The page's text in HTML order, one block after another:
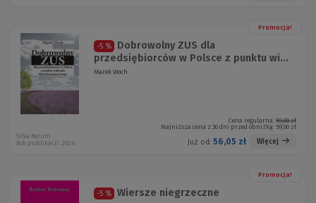
Promocja!
-5 %
Dobrowolny ZUS dla
przedsiębiorców w Polsce z punktu wi...
Marek Woch
Cena regularna: 59,00 zł
Najniższa cena z 30 dni przed obniżką: 59,00 zł
Już od: 56,05 zł Więcej
Silva Rerum
Rok publikacji: 2024
Promocja!
-5 % Wiersze niegrzeczne